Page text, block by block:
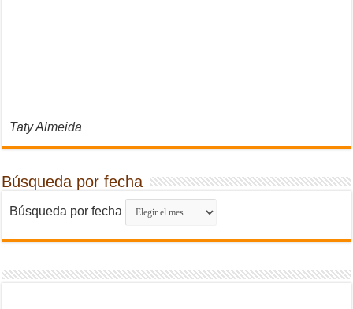
Taty Almeida
Búsqueda por fecha
Búsqueda por fecha